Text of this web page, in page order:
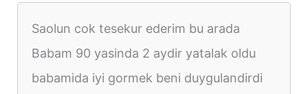
Saolun cok tesekur ederim bu arada
Babam 90 yasinda 2 aydir yatalak oldu
babamida iyi gormek beni duygulandirdi